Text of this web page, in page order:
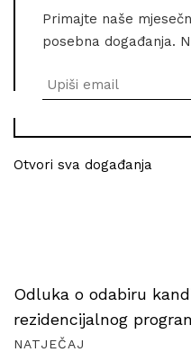
Primajte naše
posebna događanja.
Otvori sva događanja
Odluka o odabiru
rezidencijalnog
NATJEČAJ